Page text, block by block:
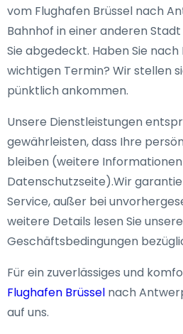
vom Flughafen Brüssel nach
Bahnhof in einer anderen
Sie abgedeckt. Haben Sie
wichtigen Termin? Wir stellen
pünktlich ankommen.
Unsere Dienstleistungen
gewährleisten, dass Ihre
bleiben (weitere
Datenschutzseite).Wir
Service, außer bei
weitere Details lesen Sie
Geschäftsbedingungen
Für ein zuverlässiges und
Flughafen Brüssel nach
auf uns.